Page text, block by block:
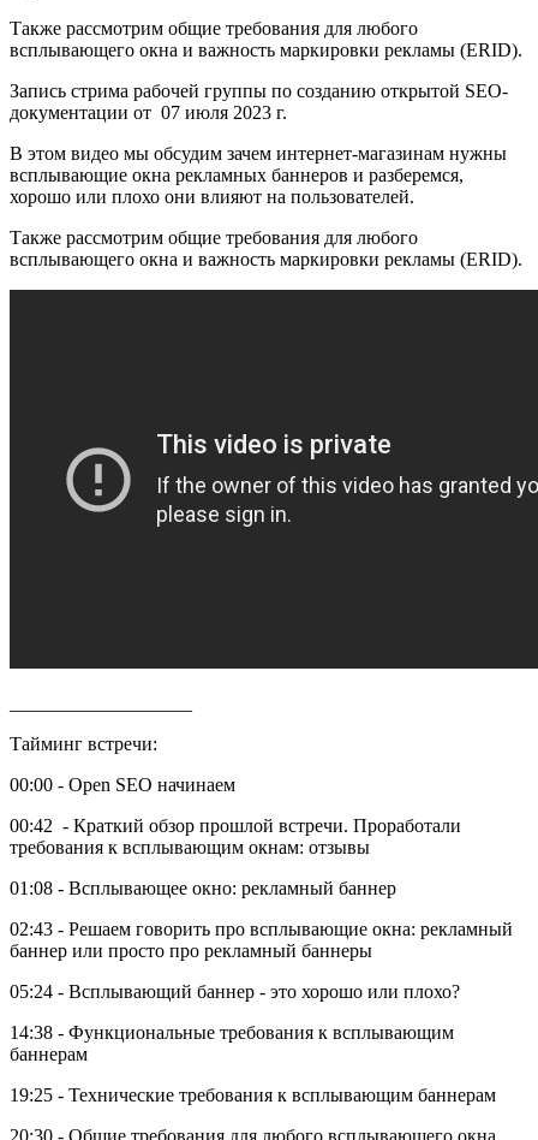
Также рассмотрим общие требования для любого
всплывающего окна и важность маркировки рекламы (ERID).
Запись стрима рабочей группы по созданию открытой SEO-
документации от 07 июля 2023 г.
В этом видео мы обсудим зачем интернет-магазинам нужны
всплывающие окна рекламных баннеров и разберемся,
хорошо или плохо они влияют на пользователей.
Также рассмотрим общие требования для любого
всплывающего окна и важность маркировки рекламы (ERID).
Тайминг встречи:
00:00 - Open SEO начинаем
00:42 - Краткий обзор прошлой встречи. Проработали
требования к всплывающим окнам: отзывы
01:08 - Всплывающее окно: рекламный баннер
02:43 - Решаем говорить про всплывающие окна: рекламный
баннер или просто про рекламный баннеры
05:24 - Всплывающий баннер - это хорошо или плохо?
14:38 - Функциональные требования к всплывающим
баннерам
19:25 - Технические требования к всплывающим баннерам